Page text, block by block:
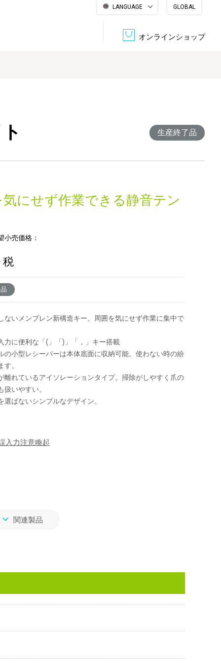
LANGUAGE
GLOBAL
オンラインショップ
筆記具 パソコン周辺機器
ボード用品 事務用品
キャラクター・
シリーズ商品
学童用品
DPS（データ・プリント・サービス）
サステナブルな紙器製品「asue（あすえ）」
生産終了品
気にせず作業できる静音テン
小売価格：
税
ないメンブレン新構造キー。周囲を気にせず作業に集中で
力に便利な「(」「)」「，」キー搭載
の小型レシーバーは本体底面に収納可能。使わない時の紛
す。
離れているアイソレーションタイプ。掃除がしやすく爪の
扱いやすい。
選ばないシンプルなデザイン。
入力注意喚起
関連製品